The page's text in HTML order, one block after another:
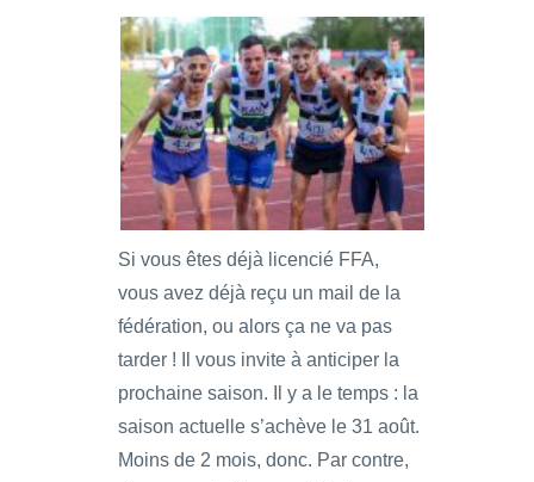
Si vous êtes déjà licencié FFA,
vous avez déjà reçu un mail de la
fédération, ou alors ça ne va pas
tarder ! Il vous invite à anticiper la
prochaine saison. Il y a le temps : la
saison actuelle s’achève le 31 août.
Moins de 2 mois, donc. Par contre,